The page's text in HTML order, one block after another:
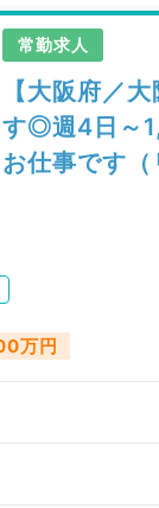
常勤求人
【大阪府／
す◎週4日～
お仕事です（
万円